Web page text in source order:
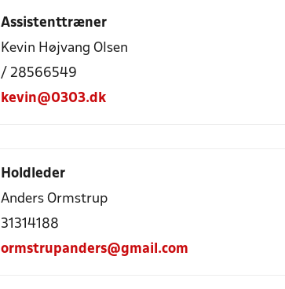
Assistenttræner
Kevin Højvang Olsen
/ 28566549
kevin@0303.dk
Holdleder
Anders Ormstrup
31314188
ormstrupanders@gmail.com